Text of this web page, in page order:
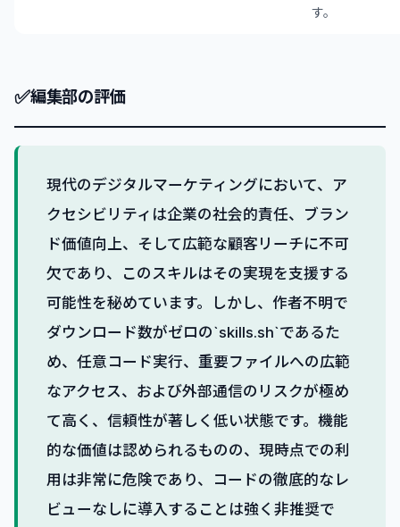
す。
✅編集部の評価
現代のデジタルマーケティングにおいて、ア
クセシビリティは企業の社会的責任、ブラン
ド価値向上、そして広範な顧客リーチに不可
欠であり、このスキルはその実現を支援する
可能性を秘めています。しかし、作者不明で
ダウンロード数がゼロの`skills.sh`であるた
め、任意コード実行、重要ファイルへの広範
なアクセス、および外部通信のリスクが極め
て高く、信頼性が著しく低い状態です。機能
的な価値は認められるものの、現時点での利
用は非常に危険であり、コードの徹底的なレ
ビューなしに導入することは強く非推奨で